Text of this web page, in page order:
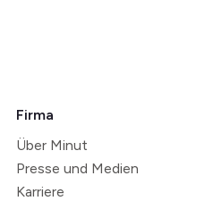
Firma
Über Minut
Presse und Medien
Karriere